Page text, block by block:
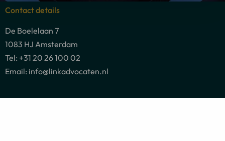
Contact details
De Boelelaan 7
1083 HJ Amsterdam
Tel: +31 20 26 100 02
Email: info@linkadvocaten.nl